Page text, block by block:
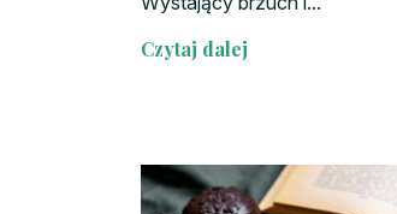
Czytaj dalej